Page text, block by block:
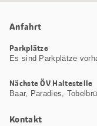
Anfahrt
Parkplätze
Es sind Parkplätze
Nächste ÖV Haltestelle
Baar, Paradies,
Kontakt